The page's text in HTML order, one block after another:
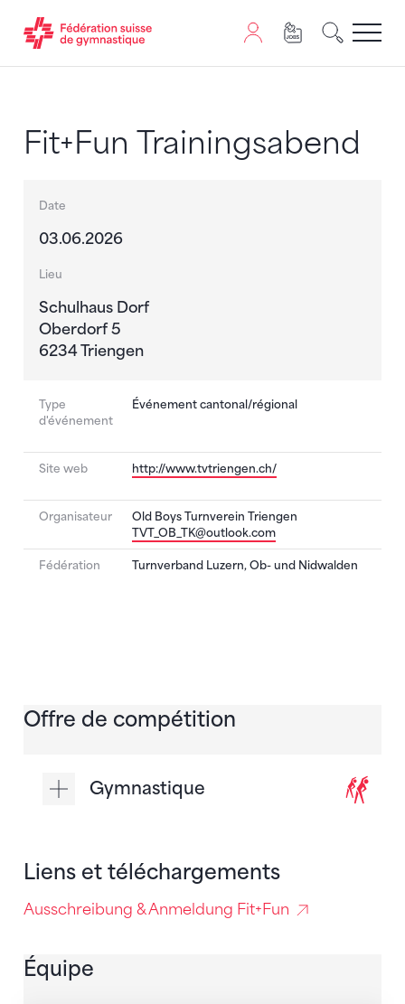
Fit+Fun Trainingsabend
Date
03.06.2026
Lieu
Schulhaus Dorf
Oberdorf 5
6234 Triengen
Type
d'événement
Événement cantonal/régional
Site web http://www.tvtriengen.ch/
Organisateur
Old Boys Turnverein Triengen
TVT_OB_TK@outlook.com
Fédération Turnverband Luzern, Ob- und Nidwalden
Offre de compétition
Gymnastique
Liens et téléchargements
Ausschreibung & Anmeldung Fit+Fun
Équipe